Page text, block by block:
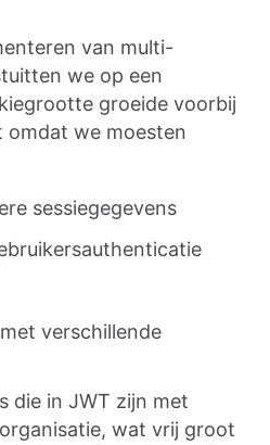
van multi-
we op een
groeide voorbij
omdat we moesten
sessiegegevens
verschillende
die in JWT zijn met
wat vrij groot